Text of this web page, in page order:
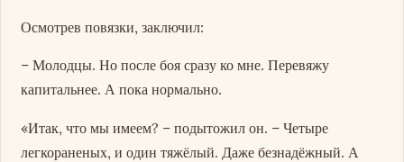
Осмотрев повязки, заключил:
– Молодцы. Но после боя сразу ко мне. Перевяжу
капитальнее. А пока нормально.
«Итак, что мы имеем? – подытожил он. – Четыре
легкораненых, и один тяжёлый. Даже безнадёжный. А